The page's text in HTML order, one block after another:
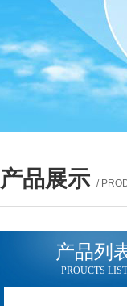
产品展示 /
产品列
PROUCTS LIST